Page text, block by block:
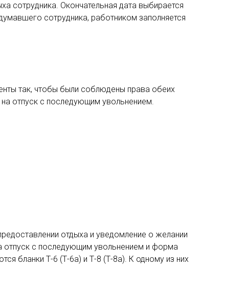
сотрудника. Окончательная дата выбирается
сотрудника, работником заполняется
так, чтобы были соблюдены права обеих
отпуск с последующим увольнением.
отдыха и уведомление о желании
отпуск с последующим увольнением и форма
бланки Т-6 (Т-6а) и Т-8 (Т-8а). К одному из них